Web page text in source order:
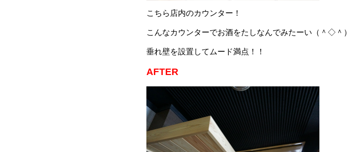
こちら店内のカウンター！
こんなカウンターでお酒をたしなんでみたーい（＾◇＾）
垂れ壁を設置してムード満点！！
AFTER